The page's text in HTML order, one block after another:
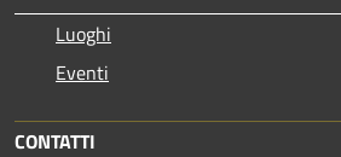
Luoghi
Eventi
CONTATTI